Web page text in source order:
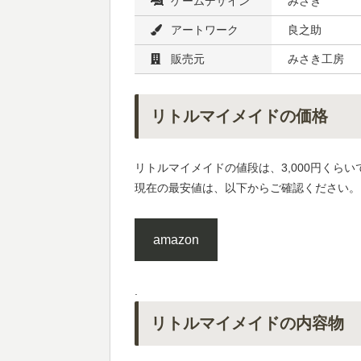
アートワーク 良之助
販売元 みさき工房
リトルマイメイドの価格
リトルマイメイドの値段は、3,000円くらい
現在の最安値は、以下からご確認ください。
amazon
.
リトルマイメイドの内容物